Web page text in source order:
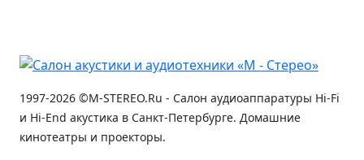
1997-2026 ©M-STEREO.Ru - Салон аудиоаппаратуры Hi-Fi
и Hi-End акустика в Санкт-Петербурге. Домашние
кинотеатры и проекторы.